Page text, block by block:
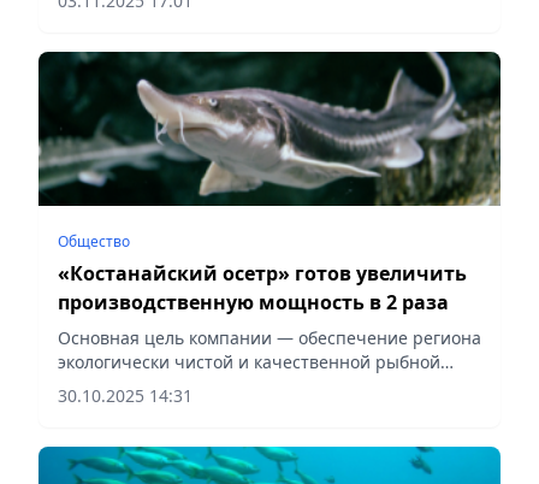
Общество
«Костанайский осетр» готов увеличить
производственную мощность в 2 раза
Основная цель компании — обеспечение региона
экологически чистой и качественной рыбной
продукцией, сообщает Vecher.kz.
30.10.2025 14:31